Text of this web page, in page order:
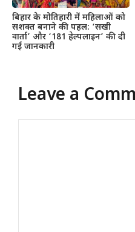
बिहार के मोतिहारी में महिलाओं को
सशक्त बनाने की पहल: ‘सखी
वार्ता’ और ‘181 हेल्पलाइन’ की दी
गई जानकारी
Leave a